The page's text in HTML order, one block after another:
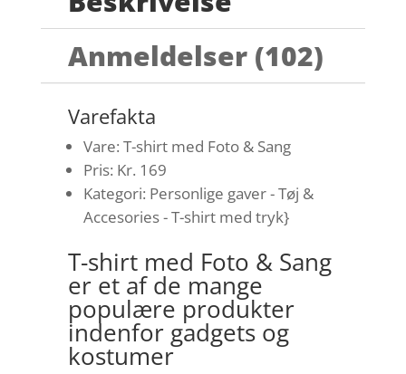
Anmeldelser (102)
Varefakta
Vare: T-shirt med Foto & Sang
Pris: Kr. 169
Kategori: Personlige gaver - Tøj &
Accesories - T-shirt med tryk}
T-shirt med Foto & Sang
er et af de mange
populære produkter
indenfor gadgets og
kostumer